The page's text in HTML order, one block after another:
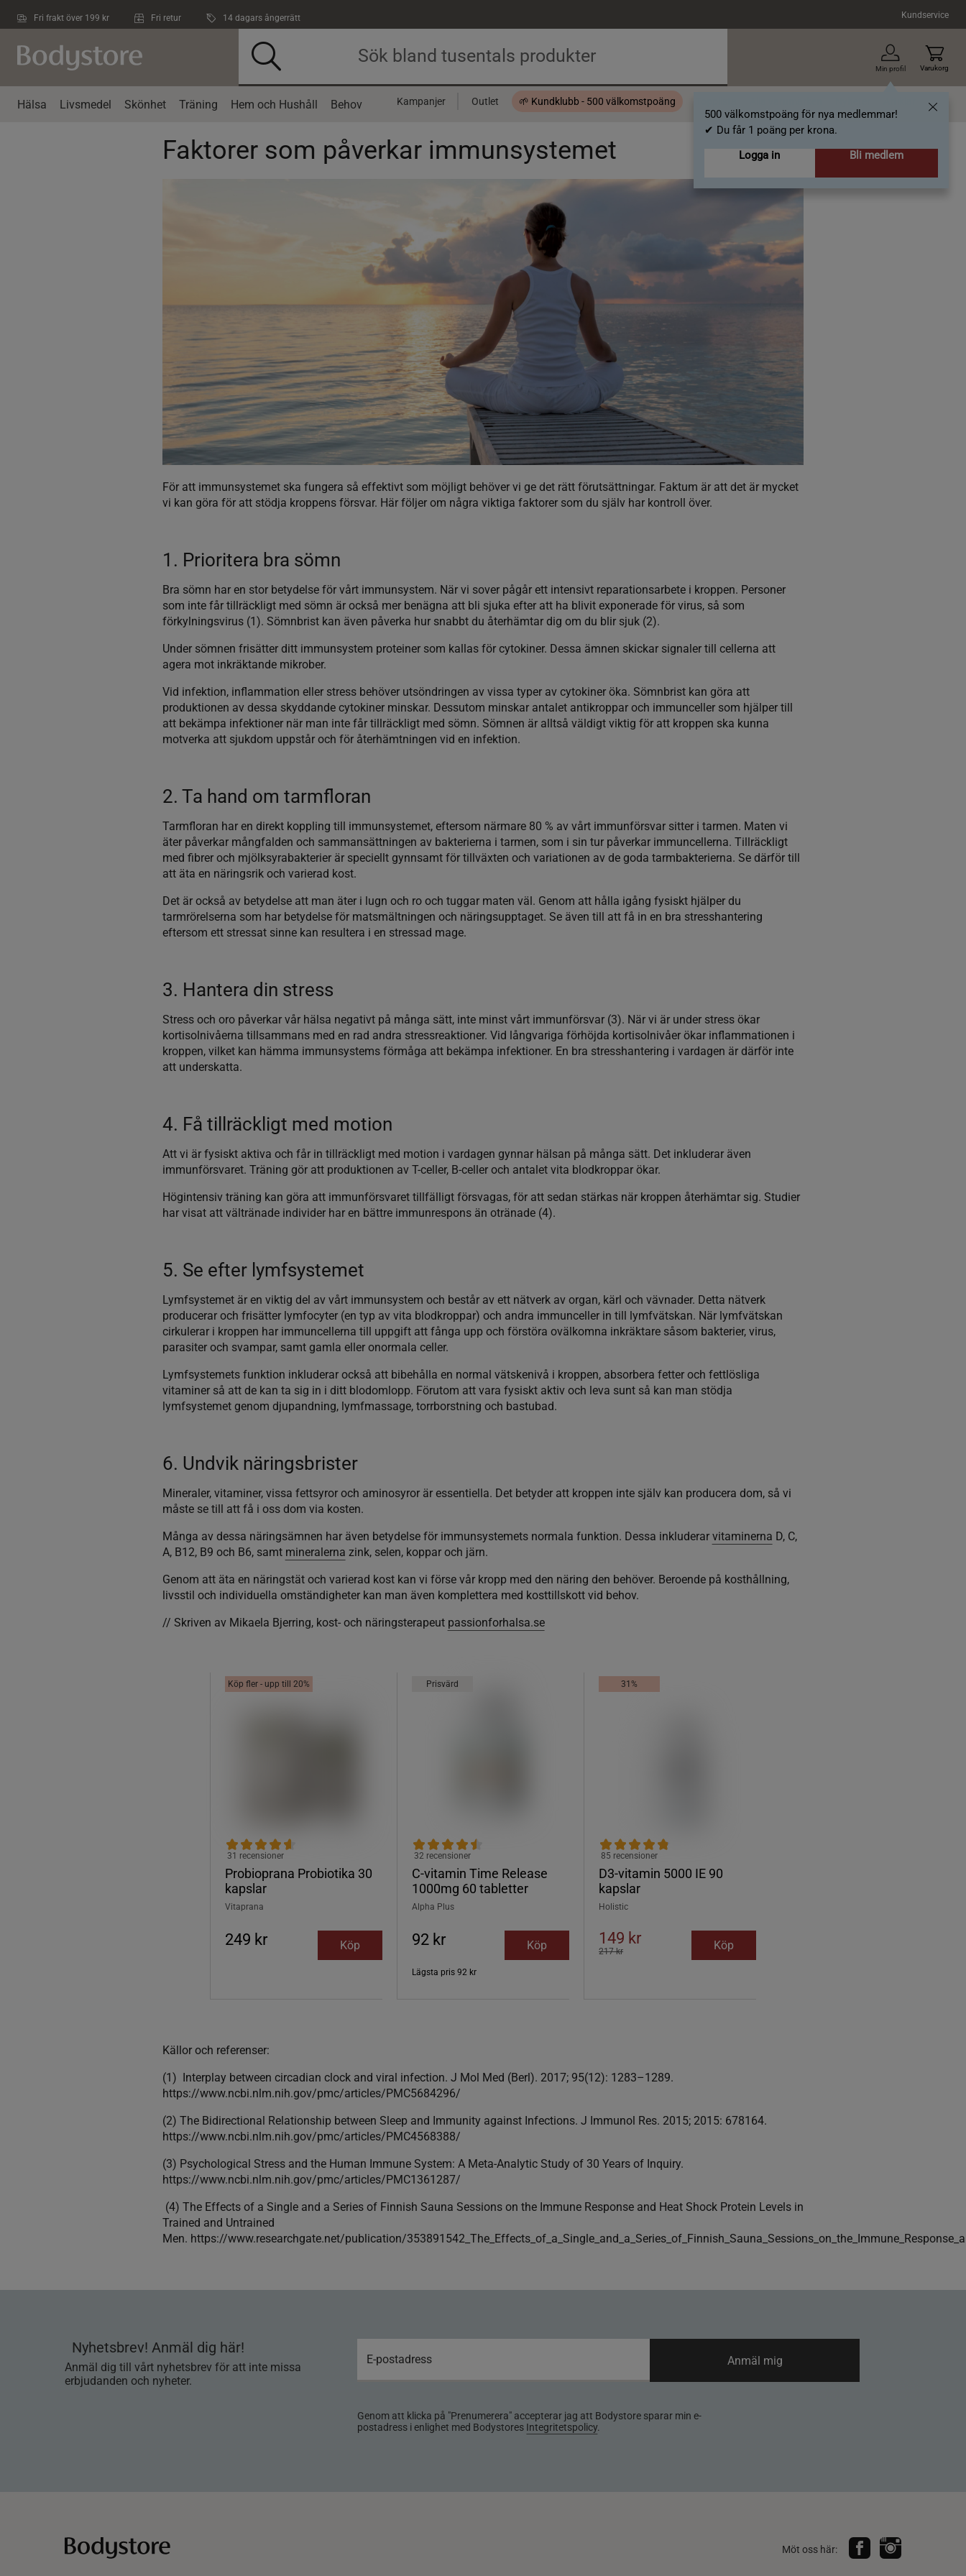
Fri frakt över 199 kr Fri retur 14 dagars ångerrätt Kundservice
Min profil
500 välkomstpoäng för nya medlemmar!
✔ Du får 1 poäng per krona.
Logga in
Bli medlem
Varukorg
Hälsa Livsmedel Skönhet Träning Hem och Hushåll Behov Kampanjer Outlet 🌱 Kundklubb - 500 välkomstpoäng
Faktorer som påverkar immunsystemet
För att immunsystemet ska fungera så effektivt som möjligt behöver vi ge det rätt förutsättningar. Faktum är att det är mycket
vi kan göra för att stödja kroppens försvar. Här följer om några viktiga faktorer som du själv har kontroll över.
1. Prioritera bra sömn
Bra sömn har en stor betydelse för vårt immunsystem. När vi sover pågår ett intensivt reparationsarbete i kroppen. Personer
som inte får tillräckligt med sömn är också mer benägna att bli sjuka efter att ha blivit exponerade för virus, så som
förkylningsvirus (1). Sömnbrist kan även påverka hur snabbt du återhämtar dig om du blir sjuk (2).
Under sömnen frisätter ditt immunsystem proteiner som kallas för cytokiner. Dessa ämnen skickar signaler till cellerna att
agera mot inkräktande mikrober.
Vid infektion, inflammation eller stress behöver utsöndringen av vissa typer av cytokiner öka. Sömnbrist kan göra att
produktionen av dessa skyddande cytokiner minskar. Dessutom minskar antalet antikroppar och immunceller som hjälper till
att bekämpa infektioner när man inte får tillräckligt med sömn. Sömnen är alltså väldigt viktig för att kroppen ska kunna
motverka att sjukdom uppstår och för återhämtningen vid en infektion.
2. Ta hand om tarmfloran
Tarmfloran har en direkt koppling till immunsystemet, eftersom närmare 80 % av vårt immunförsvar sitter i tarmen. Maten vi
äter påverkar mångfalden och sammansättningen av bakterierna i tarmen, som i sin tur påverkar immuncellerna. Tillräckligt
med fibrer och mjölksyrabakterier är speciellt gynnsamt för tillväxten och variationen av de goda tarmbakterierna. Se därför till
att äta en näringsrik och varierad kost.
Det är också av betydelse att man äter i lugn och ro och tuggar maten väl. Genom att hålla igång fysiskt hjälper du
tarmrörelserna som har betydelse för matsmältningen och näringsupptaget. Se även till att få in en bra stresshantering
eftersom ett stressat sinne kan resultera i en stressad mage.
3. Hantera din stress
Stress och oro påverkar vår hälsa negativt på många sätt, inte minst vårt immunförsvar (3). När vi är under stress ökar
kortisolnivåerna tillsammans med en rad andra stressreaktioner. Vid långvariga förhöjda kortisolnivåer ökar inflammationen i
kroppen, vilket kan hämma immunsystems förmåga att bekämpa infektioner. En bra stresshantering i vardagen är därför inte
att underskatta.
4. Få tillräckligt med motion
Att vi är fysiskt aktiva och får in tillräckligt med motion i vardagen gynnar hälsan på många sätt. Det inkluderar även
immunförsvaret. Träning gör att produktionen av T-celler, B-celler och antalet vita blodkroppar ökar.
Högintensiv träning kan göra att immunförsvaret tillfälligt försvagas, för att sedan stärkas när kroppen återhämtar sig. Studier
har visat att vältränade individer har en bättre immunrespons än otränade (4).
5. Se efter lymfsystemet
Lymfsystemet är en viktig del av vårt immunsystem och består av ett nätverk av organ, kärl och vävnader. Detta nätverk
producerar och frisätter lymfocyter (en typ av vita blodkroppar) och andra immunceller in till lymfvätskan. När lymfvätskan
cirkulerar i kroppen har immuncellerna till uppgift att fånga upp och förstöra ovälkomna inkräktare såsom bakterier, virus,
parasiter och svampar, samt gamla eller onormala celler.
Lymfsystemets funktion inkluderar också att bibehålla en normal vätskenivå i kroppen, absorbera fetter och fettlösliga
vitaminer så att de kan ta sig in i ditt blodomlopp. Förutom att vara fysiskt aktiv och leva sunt så kan man stödja
lymfsystemet genom djupandning, lymfmassage, torrborstning och bastubad.
6. Undvik näringsbrister
Mineraler, vitaminer, vissa fettsyror och aminosyror är essentiella. Det betyder att kroppen inte själv kan producera dom, så vi
måste se till att få i oss dom via kosten.
Många av dessa näringsämnen har även betydelse för immunsystemets normala funktion. Dessa inkluderar vitaminerna D, C,
A, B12, B9 och B6, samt mineralerna zink, selen, koppar och järn.
Genom att äta en näringstät och varierad kost kan vi förse vår kropp med den näring den behöver. Beroende på kosthållning,
livsstil och individuella omständigheter kan man även komplettera med kosttillskott vid behov.
// Skriven av Mikaela Bjerring, kost- och näringsterapeut passionforhalsa.se
Köp fler - upp till 20%
Probioprana Probiotika 30
kapslar
31 recensioner
Vitaprana
249 kr Köp
Prisvärd
C-vitamin Time Release
1000mg 60 tabletter
32 recensioner
Alpha Plus
92 kr Köp
Lägsta pris 92 kr
31%
D3-vitamin 5000 IE 90
kapslar
85 recensioner
Holistic
149 kr
217 kr Köp
Källor och referenser:
(1) Interplay between circadian clock and viral infection. J Mol Med (Berl). 2017; 95(12): 1283–1289.
https://www.ncbi.nlm.nih.gov/pmc/articles/PMC5684296/
(2) The Bidirectional Relationship between Sleep and Immunity against Infections. J Immunol Res. 2015; 2015: 678164.
https://www.ncbi.nlm.nih.gov/pmc/articles/PMC4568388/
(3) Psychological Stress and the Human Immune System: A Meta-Analytic Study of 30 Years of Inquiry.
https://www.ncbi.nlm.nih.gov/pmc/articles/PMC1361287/
(4) The Effects of a Single and a Series of Finnish Sauna Sessions on the Immune Response and Heat Shock Protein Levels in
Trained and Untrained
Men. https://www.researchgate.net/publication/
Nyhetsbrev! Anmäl dig här!
Anmäl dig till vårt nyhetsbrev för att inte missa
erbjudanden och nyheter.
Genom att klicka på "Prenumerera" accepterar jag att Bodystore sparar min e-
postadress i enlighet med Bodystores Integritetspolicy.
Anmäl mig
Möt oss här: